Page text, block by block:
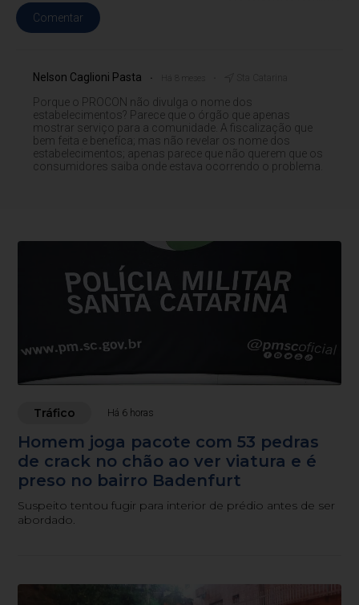
Comentar
Nelson Caglioni Pasta Há 8 meses
Porque o PROCON não divulga o nome dos
estabelecimentos? Parece que o órgão que apenas
mostrar serviço para a comunidade. A fiscalização que
bem feita e benefíca; mas não revelar os nome dos
estabelecimentos; apenas parece que não querem que os
consumidores saiba onde estava ocorrendo o problema.
Tráfico Há 6 horas
Homem joga pacote com 53 pedras
de crack no chão ao ver viatura e é
preso no bairro Badenfurt
Suspeito tentou fugir para interior de prédio antes de ser
abordado.